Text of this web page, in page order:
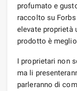
profumato e
raccolto su
elevate proprietà
prodotto è
I proprietari non
ma li
parleranno di